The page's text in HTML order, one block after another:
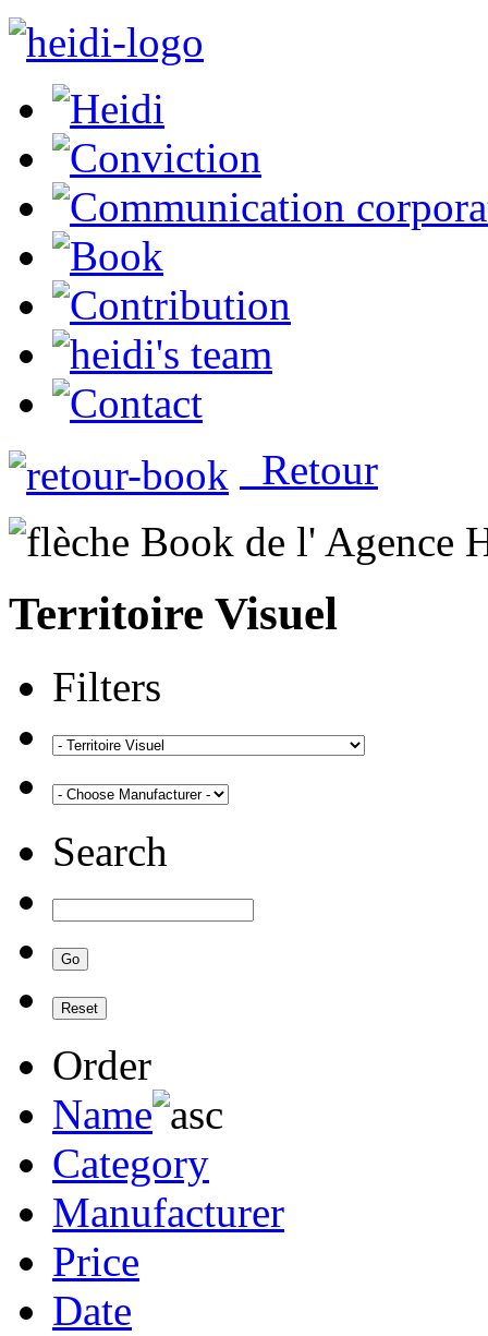
Retour
Territoire Visuel
Filters
Search
Order
Name
Category
Manufacturer
Price
Date